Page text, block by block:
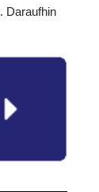
Daraufhin